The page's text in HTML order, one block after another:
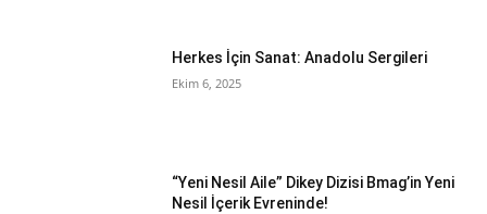
Herkes İçin Sanat: Anadolu Sergileri
Ekim 6, 2025
“Yeni Nesil Aile” Dikey Dizisi Bmag’in Yeni
Nesil İçerik Evreninde!